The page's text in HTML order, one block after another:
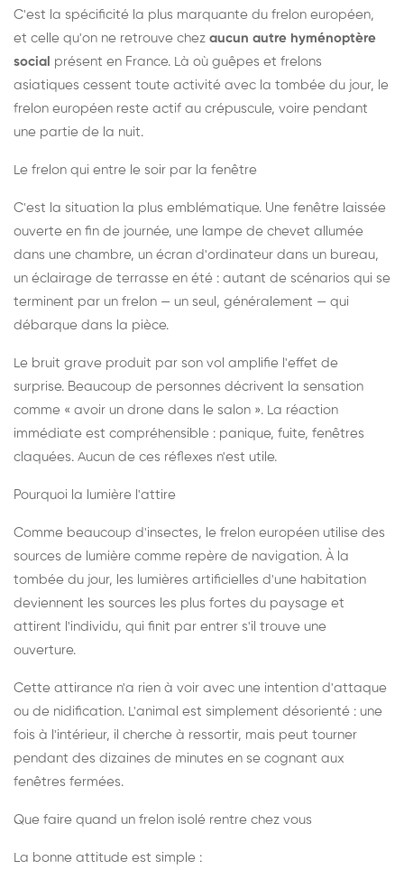
C'est la spécificité la plus marquante du frelon européen,
et celle qu'on ne retrouve chez aucun autre hyménoptère
social présent en France. Là où guêpes et frelons
asiatiques cessent toute activité avec la tombée du jour, le
frelon européen reste actif au crépuscule, voire pendant
une partie de la nuit.
Le frelon qui entre le soir par la fenêtre
C'est la situation la plus emblématique. Une fenêtre laissée
ouverte en fin de journée, une lampe de chevet allumée
dans une chambre, un écran d'ordinateur dans un bureau,
un éclairage de terrasse en été : autant de scénarios qui se
terminent par un frelon — un seul, généralement — qui
débarque dans la pièce.
Le bruit grave produit par son vol amplifie l'effet de
surprise. Beaucoup de personnes décrivent la sensation
comme « avoir un drone dans le salon ». La réaction
immédiate est compréhensible : panique, fuite, fenêtres
claquées. Aucun de ces réflexes n'est utile.
Pourquoi la lumière l'attire
Comme beaucoup d'insectes, le frelon européen utilise des
sources de lumière comme repère de navigation. À la
tombée du jour, les lumières artificielles d'une habitation
deviennent les sources les plus fortes du paysage et
attirent l'individu, qui finit par entrer s'il trouve une
ouverture.
Cette attirance n'a rien à voir avec une intention d'attaque
ou de nidification. L'animal est simplement désorienté : une
fois à l'intérieur, il cherche à ressortir, mais peut tourner
pendant des dizaines de minutes en se cognant aux
fenêtres fermées.
Que faire quand un frelon isolé rentre chez vous
La bonne attitude est simple :